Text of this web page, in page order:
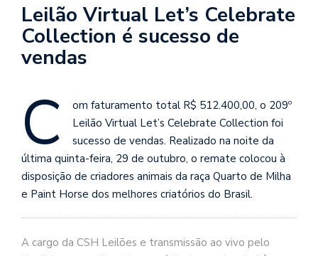
Leilão Virtual Let’s Celebrate
Collection é sucesso de
vendas
C
om faturamento total R$ 512.400,00, o 209º
Leilão Virtual Let’s Celebrate Collection foi
sucesso de vendas. Realizado na noite da
última quinta-feira, 29 de outubro, o remate colocou à
disposição de criadores animais da raça Quarto de Milha
e Paint Horse dos melhores criatórios do Brasil.
A cargo da CSH Leilões e transmissão ao vivo pelo